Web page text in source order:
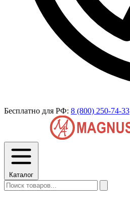
Бесплатно для РФ: 8 (800) 250-74-33
Каталог